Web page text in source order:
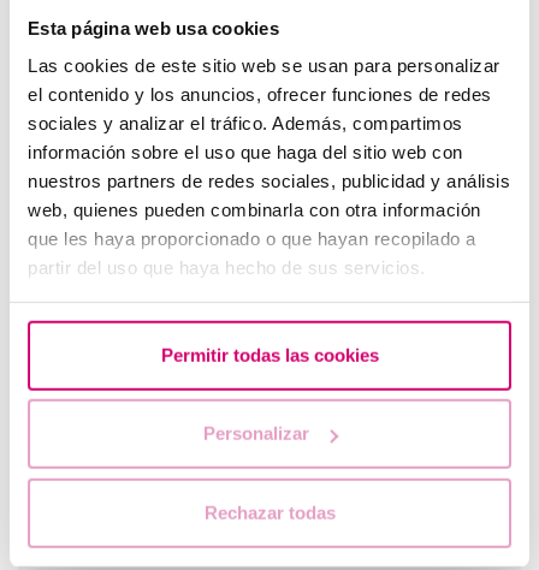
Esta página web usa cookies
Las cookies de este sitio web se usan para personalizar
el contenido y los anuncios, ofrecer funciones de redes
sociales y analizar el tráfico. Además, compartimos
información sobre el uso que haga del sitio web con
nuestros partners de redes sociales, publicidad y análisis
web, quienes pueden combinarla con otra información
que les haya proporcionado o que hayan recopilado a
partir del uso que haya hecho de sus servicios.
Permitir todas las cookies
Personalizar
Rechazar todas
¿Qué hacer si hay retraso menstrual con un test de
embarazo negativo?
¿Cuáles son los síntomas de implantación embrionaria?